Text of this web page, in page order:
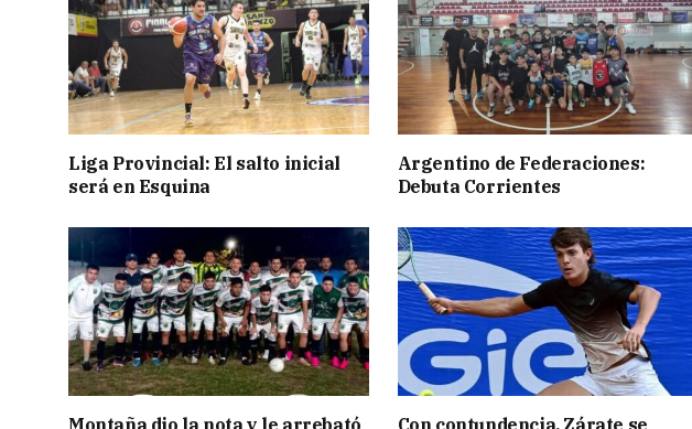
Liga Provincial: El salto inicial
será en Esquina
Argentino de Federaciones:
Debuta Corrientes